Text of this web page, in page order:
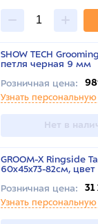
SHOW TECH
петля черная 9 мм
Розничная цена:
Узнать
Нет в
GROOM-X Ringside
60x45x73-82см,
Розничная цена:
31
Узнать